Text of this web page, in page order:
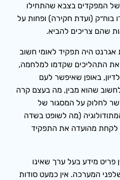
של המפקדים בצבא שהתחילו
בוח״ק (ועדת חקירה) ופחות על
שהם צריכים להביא.
היה תפקיד לאומי חשוב
התהליכים שקדמו למלחמה,
באופן שאיפשר לעם
שהוא מבין, מה בעצם קרה
לחלוק על המסגור של
(מה לשופט בשדה
מהועדה את התפקיד
לא ב-1973. אין פריט מידע בעל ערך שאינו
המערכה. אין כמעט סודות